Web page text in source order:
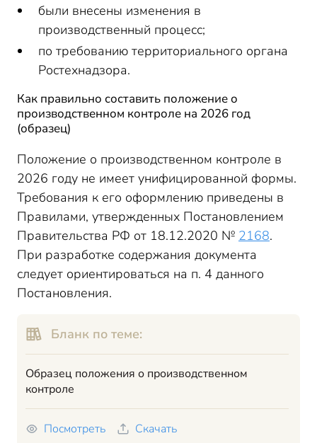
были внесены изменения в
производственный процесс;
по требованию территориального органа
Ростехнадзора.
Как правильно составить положение о
производственном контроле на 2026 год
(образец)
Положение о производственном контроле в
2026 году не имеет унифицированной формы.
Требования к его оформлению приведены в
Правилами, утвержденных Постановлением
Правительства РФ от 18.12.2020 № 2168.
При разработке содержания документа
следует ориентироваться на п. 4 данного
Постановления.
Бланк по теме:
Образец положения о производственном
контроле
Посмотреть Скачать